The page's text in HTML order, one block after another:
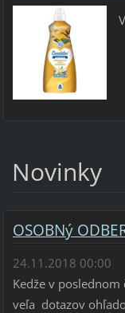
Novinky
OSOBNý
24.11.2018 00:00
Kedže v
veľa dotazov